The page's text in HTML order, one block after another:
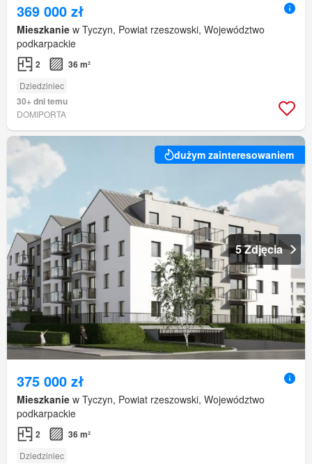
369 000 zł
Mieszkanie w Tyczyn, Powiat rzeszowski, Województwo
podkarpackie
2 36 m²
Dziedziniec
30+ dni temu
DOMIPORTA
dużym zainteresowaniem
5 Zdjęcia
375 000 zł
Mieszkanie w Tyczyn, Powiat rzeszowski, Województwo
podkarpackie
2 36 m²
Dziedziniec